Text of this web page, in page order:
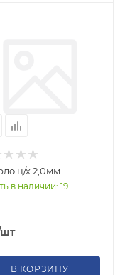
ц/х 2,0мм
в наличии: 19
В КОРЗИНУ